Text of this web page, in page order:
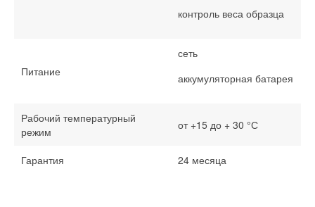
контроль веса образца
Питание
сеть
аккумуляторная батарея
Рабочий температурный
режим
от +15 до + 30 °С
Гарантия 24 месяца